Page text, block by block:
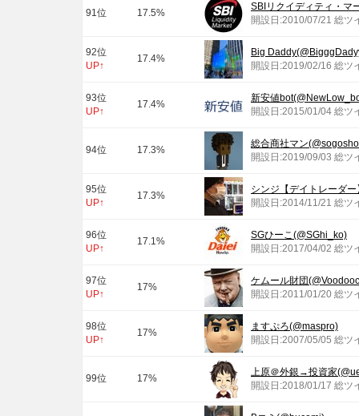
91位 17.5%
SBIリクイディティ・マ
開設日:2010/07/21 総ツ
92位
UP↑
17.4%
Big
開設日:2019/02/16 総ツ
93位
UP↑
17.4%
新安値
開設日:2015/01/04 総ツ
94位 17.3%
総合商社マン
開設日:2019/09/03 総ツ
95位
UP↑
17.3%
シンジ【デイトレーダ
開設日:2014/11/21 総ツ
96位
UP↑
17.1%
SGひーこ(@SGhi_ko)
開設日:2017/04/02 総ツ
97位
UP↑
17%
ケムール財団
開設日:2011/01/20 総ツ
98位
UP↑
17%
ますぷろ(@maspro)
開設日:2007/05/05 総ツ
99位 17%
上原＠外銀→投資家
開設日:2018/01/17 総ツ